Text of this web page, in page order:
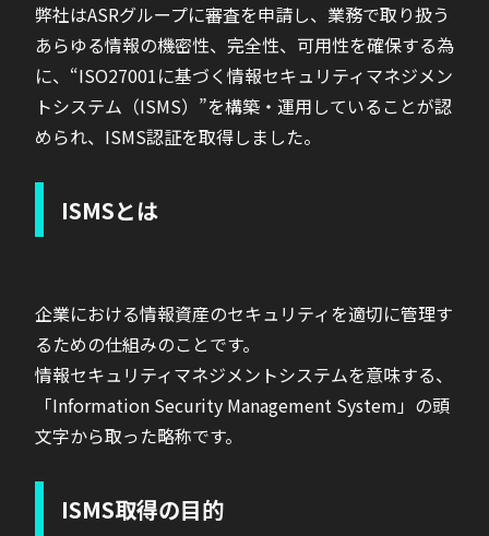
弊社はASRグループに審査を申請し、業務で取り扱う
あらゆる情報の機密性、完全性、可用性を確保する為
に、“ISO27001に基づく情報セキュリティマネジメン
トシステム（ISMS）”を構築・運用していることが認
められ、ISMS認証を取得しました。
ISMSとは
企業における情報資産のセキュリティを適切に管理す
るための仕組みのことです。
情報セキュリティマネジメントシステムを意味する、
「Information Security Management System」の頭
文字から取った略称です。
ISMS取得の目的